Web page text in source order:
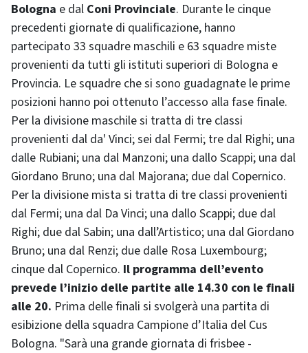
Bologna e dal Coni Provinciale. Durante le cinque
precedenti giornate di qualificazione, hanno
partecipato 33 squadre maschili e 63 squadre miste
provenienti da tutti gli istituti superiori di Bologna e
Provincia. Le squadre che si sono guadagnate le prime
posizioni hanno poi ottenuto l’accesso alla fase finale.
Per la divisione maschile si tratta di tre classi
provenienti dal da' Vinci; sei dal Fermi; tre dal Righi; una
dalle Rubiani; una dal Manzoni; una dallo Scappi; una dal
Giordano Bruno; una dal Majorana; due dal Copernico.
Per la divisione mista si tratta di tre classi provenienti
dal Fermi; una dal Da Vinci; una dallo Scappi; due dal
Righi; due dal Sabin; una dall’Artistico; una dal Giordano
Bruno; una dal Renzi; due dalle Rosa Luxembourg;
cinque dal Copernico. Il programma dell’evento
prevede l’inizio delle partite alle 14.30 con le finali
alle 20. Prima delle finali si svolgerà una partita di
esibizione della squadra Campione d’Italia del Cus
Bologna. "Sarà una grande giornata di frisbee -